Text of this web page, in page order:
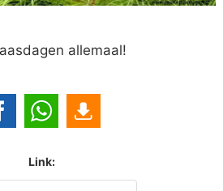
allemaal!
Link: